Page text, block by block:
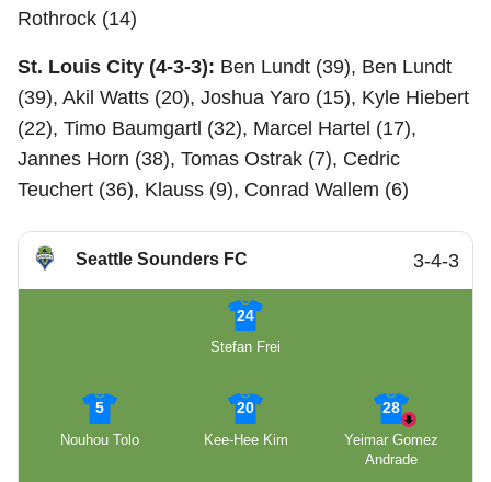
Rothrock (14)
St. Louis City (4-3-3): Ben Lundt (39), Ben Lundt
(39), Akil Watts (20), Joshua Yaro (15), Kyle Hiebert
(22), Timo Baumgartl (32), Marcel Hartel (17),
Jannes Horn (38), Tomas Ostrak (7), Cedric
Teuchert (36), Klauss (9), Conrad Wallem (6)
Seattle Sounders FC 3-4-3
24
Stefan Frei
5
Nouhou Tolo
20
Kee-Hee Kim
28
Yeimar Gomez
Andrade